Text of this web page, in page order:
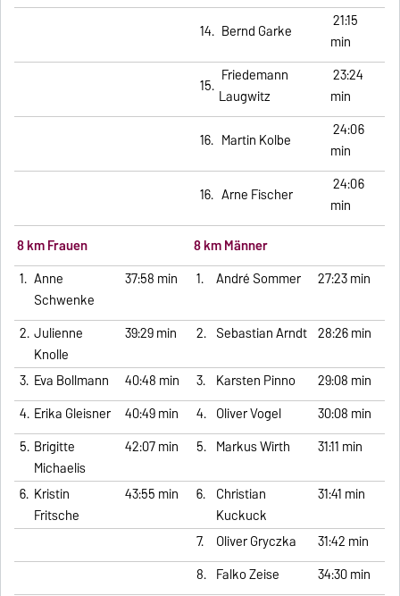
14. Bernd Garke
21:15
min
15. Friedemann
Laugwitz
23:24
min
16. Martin Kolbe
24:06
min
16. Arne Fischer
24:06
min
8 km Frauen
8 km Männer
1. Anne
Schwenke
37:58 min 1. André Sommer 27:23 min
2. Julienne
Knolle
39:29 min 2. Sebastian Arndt 28:26 min
3. Eva Bollmann 40:48 min 3. Karsten Pinno
29:08 min
4. Erika Gleisner 40:49 min 4. Oliver Vogel
30:08 min
5. Brigitte
Michaelis
42:07 min 5. Markus Wirth 31:11 min
6. Kristin
Fritsche
43:55 min 6. Christian
Kuckuck
31:41 min
7. Oliver Gryczka
31:42 min
8. Falko Zeise
34:30 min